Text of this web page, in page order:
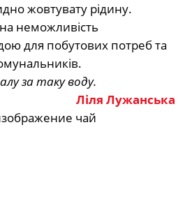
жовтувату рідину.
неможливість
для побутових потреб та
за таку воду.
Ліля Лужанська